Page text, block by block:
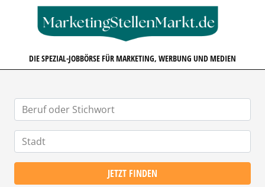
DIE SPEZIAL-JOBBÖRSE FÜR MARKETING, WERBUNG UND MEDIEN
JETZT FINDEN